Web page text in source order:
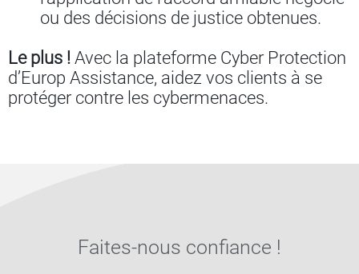
ou des décisions de justice obtenues.
Le plus ! Avec la plateforme Cyber Protection
d’Europ Assistance, aidez vos clients à se
protéger contre les cybermenaces.
Faites-nous confiance !